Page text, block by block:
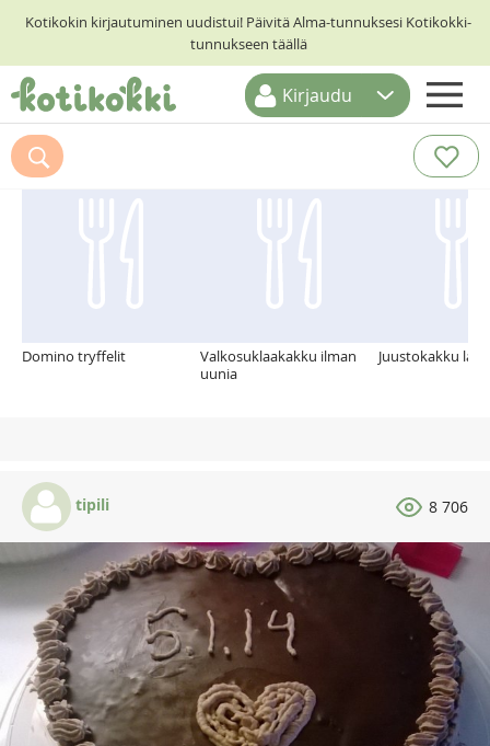
Kotikokin kirjautuminen uudistui! Päivitä Alma-tunnuksesi Kotikokki-
tunnukseen täällä
ETUSIVU
RESEPTIHAKU
Kirjaudu
Suosittelemme myös
Domino tryffelit
Valkosuklaakakku ilman
uunia
Juustokakku
tipili 8 706